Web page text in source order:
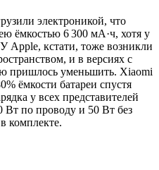
электроникой, что
ёмкостью 6 300 мА·ч, хотя у
Apple, кстати, тоже возникли
и в версиях с
пришлось уменьшить. Xiaomi
ёмкости батареи спустя
у всех представителей
Вт по проводу и 50 Вт без
комплекте.